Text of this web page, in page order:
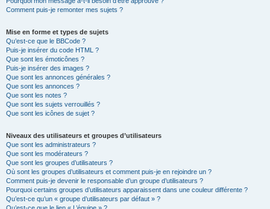
Comment puis-je remonter mes sujets ?
Mise en forme et types de sujets
Qu’est-ce que le BBCode ?
Puis-je insérer du code HTML ?
Que sont les émoticônes ?
Puis-je insérer des images ?
Que sont les annonces générales ?
Que sont les annonces ?
Que sont les notes ?
Que sont les sujets verrouillés ?
Que sont les icônes de sujet ?
Niveaux des utilisateurs et groupes d’utilisateurs
Que sont les administrateurs ?
Que sont les modérateurs ?
Que sont les groupes d’utilisateurs ?
Où sont les groupes d’utilisateurs et comment puis-je en rejoindre un ?
Comment puis-je devenir le responsable d’un groupe d’utilisateurs ?
Pourquoi certains groupes d’utilisateurs apparaissent dans une couleur différente ?
Qu’est-ce qu’un « groupe d’utilisateurs par défaut » ?